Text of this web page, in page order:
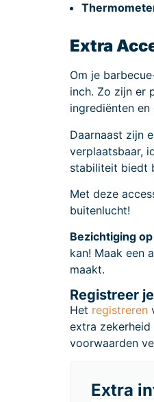
Extra
Om je
inch. Zo zijn er
ingrediënten
Daarnaast zijn
verplaatsbaar,
stabiliteit biedt
Met deze
buitenlucht!
Bezichtiging
kan! Maak een
maakt.
Registreer
Het registreren
extra
voorwaarden
Extra